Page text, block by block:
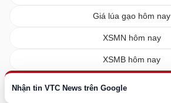
Nhận tin VTC News trên Google
Giá lúa gạo hôm nay
XSMN hôm nay
XSMB hôm nay